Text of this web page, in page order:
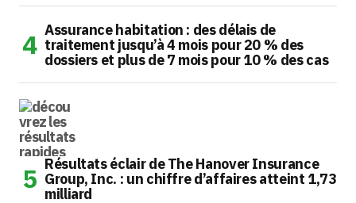
Assurance habitation : des délais de
traitement jusqu’à 4 mois pour 20 % des
dossiers et plus de 7 mois pour 10 % des cas
Résultats éclair de The Hanover Insurance
Group, Inc. : un chiffre d’affaires atteint 1,73
milliard